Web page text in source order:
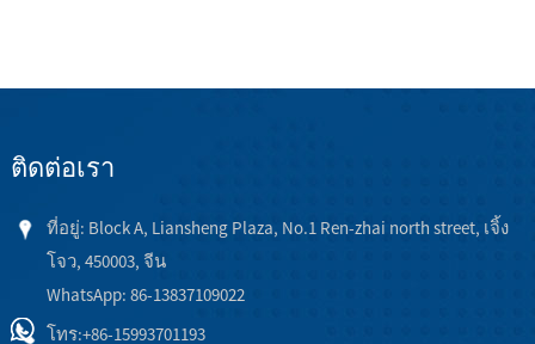
ติดต่อเรา
ที่อยู่: Block A, Liansheng Plaza, No.1 Ren-zhai north street, เจิ้ง
โจว, 450003, จีน
WhatsApp: 86-13837109022
โทร:+86-15993701193